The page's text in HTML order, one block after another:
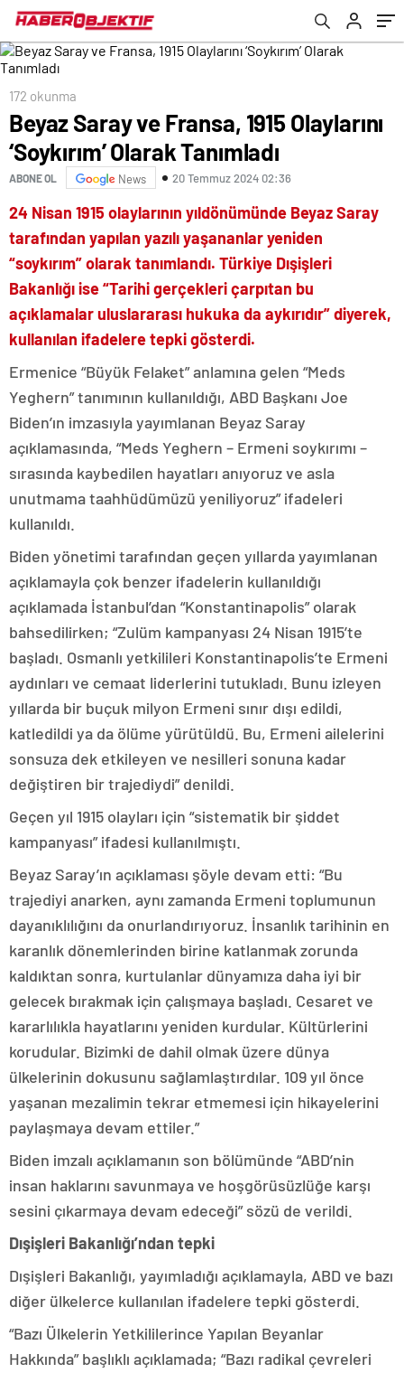
172 okunma
Beyaz Saray ve Fransa, 1915 Olaylarını
‘Soykırım’ Olarak Tanımladı
ABONE OL News 20 Temmuz 2024 02:36
24 Nisan 1915 olaylarının yıldönümünde Beyaz Saray
tarafından yapılan yazılıyaşananlar yeniden
“soykırım” olarak tanımlandı. Türkiye Dışişleri
Bakanlığı ise “Tarihi gerçekleri çarpıtan bu
açıklamalar uluslararası hukuka da aykırıdır” diyerek,
kullanılan ifadelere tepki gösterdi.
Ermenice “Büyük Felaket” anlamına gelen “Meds
Yeghern” tanımının kullanıldığı, ABD Başkanı Joe
Biden’ın imzasıyla yayımlanan Beyaz Saray
açıklamasında, “Meds Yeghern – Ermeni soykırımı –
sırasında kaybedilen hayatları anıyoruz ve asla
unutmama taahhüdümüzü yeniliyoruz” ifadeleri
kullanıldı.
Biden yönetimi tarafından geçen yıllarda yayımlanan
açıklamayla çok benzer ifadelerin kullanıldığı
açıklamada İstanbul’dan “Konstantinapolis” olarak
bahsedilirken; “Zulüm kampanyası 24 Nisan 1915’te
başladı. Osmanlı yetkilileri Konstantinapolis’te Ermeni
aydınları ve cemaat liderlerini tutukladı. Bunu izleyen
yıllarda bir buçuk milyon Ermeni sınır dışı edildi,
katledildi ya da ölüme yürütüldü. Bu, Ermeni ailelerini
sonsuza dek etkileyen ve nesilleri sonuna kadar
değiştiren bir trajediydi” denildi.
Geçen yıl 1915 olayları için “sistematik bir şiddet
kampanyası” ifadesi kullanılmıştı.
Beyaz Saray’ın açıklaması şöyle devam etti: “Bu
trajediyi anarken, aynı zamanda Ermeni toplumunun
dayanıklılığını da onurlandırıyoruz. İnsanlık tarihinin en
karanlık dönemlerinden birine katlanmak zorunda
kaldıktan sonra, kurtulanlar dünyamıza daha iyi bir
gelecek bırakmak için çalışmaya başladı. Cesaret ve
kararlılıkla hayatlarını yeniden kurdular. Kültürlerini
korudular. Bizimki de dahil olmak üzere dünya
ülkelerinin dokusunu sağlamlaştırdılar. 109 yıl önce
yaşanan mezalimin tekrar etmemesi için hikayelerini
paylaşmaya devam ettiler.”
Biden imzalı açıklamanın son bölümünde “ABD’nin
insan haklarını savunmaya ve hoşgörüsüzlüğe karşı
sesini çıkarmaya devam edeceği” sözü de verildi.
Dışişleri Bakanlığı’ndan tepki
Dışişleri Bakanlığı, yayımladığı açıklamayla, ABD ve bazı
diğer ülkelerce kullanılan ifadelere tepki gösterdi.
“Bazı Ülkelerin Yetkililerince Yapılan Beyanlar
Hakkında” başlıklı açıklamada; “Bazı radikal çevreleri